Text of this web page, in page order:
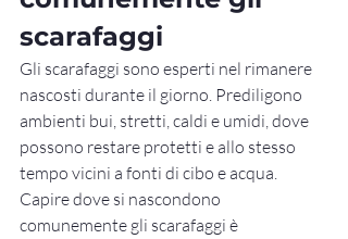
scarafaggi
Gli scarafaggi sono esperti nel rimanere
nascosti durante il giorno. Prediligono
ambienti bui, stretti, caldi e umidi, dove
possono restare protetti e allo stesso
tempo vicini a fonti di cibo e acqua.
Capire dove si nascondono
comunemente gli scarafaggi è